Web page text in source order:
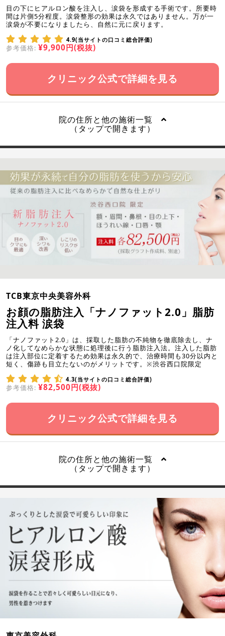
目の下にヒアルロン酸を注入し、涙袋を形成する手術です。所要時
間は片側5分程度。涙袋整形の効果は永久ではありません。万が一
涙袋が不要になりましたら、自然に元に戻ります。
4.9(当サイトの口コミ総合評価)
参考価格: ¥9,900円(税抜)
クリニック公式で詳細を見る
院の住所と他の施術一覧
（タップで開きます）
TCB東京中央美容外科
お顔の脂肪注入「ナノファット2.0」脂肪
注入料 涙袋
「ナノファット2.0」は、採取した脂肪の不純物を徹底除去し、ナ
ノ化してなめらかな状態に処理後に行う脂肪注入法。注入した脂肪
は注入部位に定着するため効果は永久的で、治療時間も30分以内と
短く、傷跡も目立たないのがメリットです。※渋谷西口院限定
4.3(当サイトの口コミ総合評価)
参考価格: ¥82,500円(税抜)
クリニック公式で詳細を見る
院の住所と他の施術一覧
（タップで開きます）